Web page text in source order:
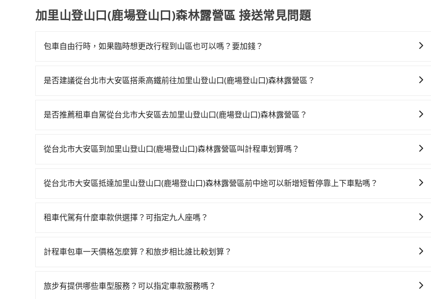
加里山登山口(鹿場登山口)森林露營區 接送常見問題
包車自由行時，如果臨時想更改行程到山區也可以嗎？要加錢？
額外的費用收取。但是，這些費用會在您下訂單後、出發前先與您進行確認，確保您明確知道所有的費用。我們
是否建議從台北市大安區搭乘高鐵前往加里山登山口(鹿場登山口)森林露營區？
06:26一直到23:00，台北-苗栗一天最多有30班次高鐵可搭乘。假設從台北市大安區 (台北市大安區) 前往最靠近
鐘出站、等待車站前排班的計程車，搭上小黃後約花62分鐘、車費1,400元後，抵達加里山登山口(鹿場登山口)
擇搭乘高鐵而不預約包車，不僅每人至少額外負擔180元車資，而且更會額外浪費56分鐘在轉乘與等車上，現在
是否推薦租車自駕從台北市大安區去加里山登山口(鹿場登山口)森林露營區？
天就要來回，那在台北路邊可隨租隨借的iRent應該是你最便宜選擇。註冊完iRent的app後，可以每小時
的每小時40元路邊停車費用預估進去，但額外的汽車保險與可能的罰單都需自付。再者，和運的iRent只提供最
者撞凹的車門仍未被修理，每一次租車都好像在開樂透一樣。另外，偶爾也會遇到明明已經預約了時間但上一位
車地點仍有段距離，在遇到下雨天或者載行李時，就顯得非常不便。
從台北市大安區到加里山登山口(鹿場登山口)森林露營區叫計程車划算嗎？
到車，也可考慮打電話至台北市大安區附近的計程車隊，如建國計程車、吉利計程車、鑫明交通等叫車看看。依
以上，無論在價格或服務品質上，tripool都是你從台北市大安區到加里山登山口(鹿場登山口)森林露營區的最佳
從台北市大安區抵達加里山登山口(鹿場登山口)森林露營區前中途可以新增短暫停靠上下車點嗎？
可備註加點。每個加點位置，前後額外里程數5公里內加收200元。雖然可能有些路線完全順路，但是司機多點停
租車代駕有什麼車款供選擇？可指定九人座嗎？
VW為主，其中也有少量進口車像凌志Lexus、特斯拉Tesla、賓士Benz等高級車款。全部五年內合法營業用車，
計程車包車一天價格怎麼算？和旅步相比誰比較划算？
區，價格可能有所不同。另外，計程車包車價格也可能會因為交通狀況等因素而有所變動。因此，在預定包車之
旅步有提供哪些車型服務？可以指定車款服務嗎？